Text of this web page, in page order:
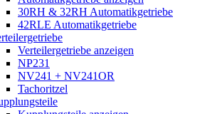
30RH & 32RH Automatikgetriebe
42RLE Automatikgetriebe
Verteilergetriebe anzeigen
NP231
NV241 + NV241OR
Tachoritzel